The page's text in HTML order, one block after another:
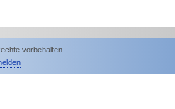
vorbehalten.